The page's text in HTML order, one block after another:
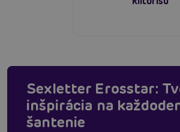
Sexletter Erosstar:
inšpirácia na
šantenie